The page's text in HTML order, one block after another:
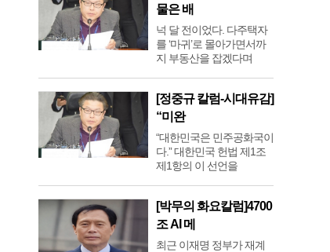
물은 배
넉 달 전이었다. 다주택자
를 ‘마귀’로 몰아가면서까
지 부동산을 잡겠다며
[정중규 칼럼-시대유감]
“미완
“대한민국은 민주공화국이
다.” 대한민국 헌법 제1조
제1항의 이 선언을
[박무의 화요칼럼]4700
조 AI 메
최근 이재명 정부가 재계